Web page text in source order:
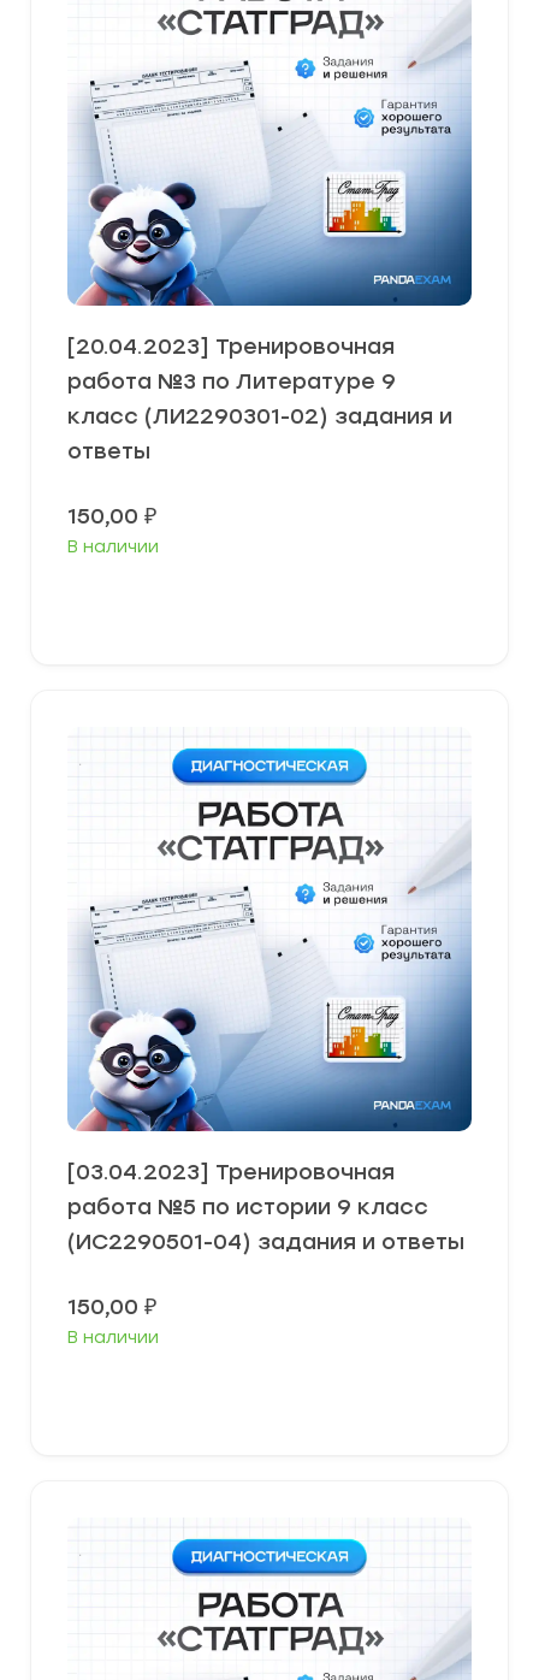
[20.04.2023] Тренировочная
работа №3 по Литературе 9
класс (ЛИ2290301-02) задания и
ответы
150,00 ₽
В наличии
[03.04.2023] Тренировочная
работа №5 по истории 9 класс
(ИС2290501-04) задания и ответы
150,00 ₽
В наличии